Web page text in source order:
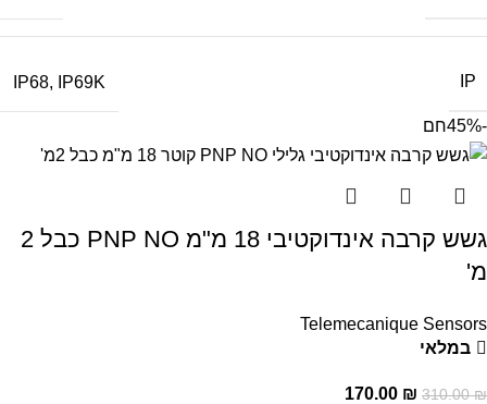
IP
IP68, IP69K
-45% חם
גשש קרבה אינדוקטיבי 18 מ"מ PNP NO כבל 2
מ'
Telemecanique Sensors
במלאי
310.00₪
170.00 ₪